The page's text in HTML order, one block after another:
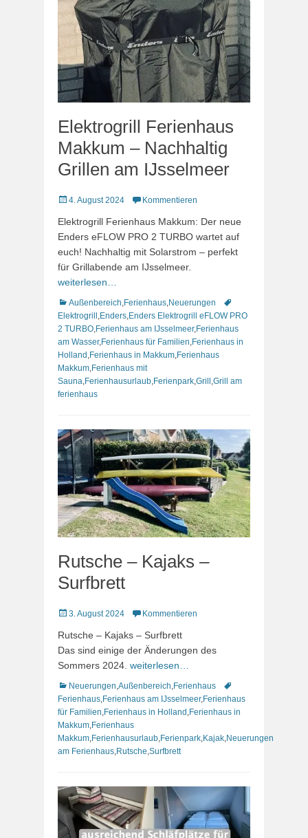
Elektrogrill Ferienhaus
Makkum – Nachhaltig
Grillen am IJsselmeer
Veröffentlicht
4. August 2024 Kommentieren
Elektrogrill Ferienhaus Makkum: Der neue
Enders eFLOW PRO 2 TURBO wartet auf
euch! Nachhaltig mit Solarstrom – perfekt
für Grillabende am IJsselmeer.
weiterlesen…
Kategorien
Außenbereich Ferienhaus Neuerungen
Schlagworte
Elektrogrill Enders Enders Elektrogrill eFLOW PRO
2 TURBO Ferienhaus am IJsselmeer, Ferienhaus
am Wasser, Ferienhaus für Familien Ferienhaus in
Holland Ferienhaus in Makkum Ferienhaus
Makkum Ferienhaus mit
Sauna Ferienhausurlaub Ferienpark Grill Grill am
ferienhaus
Rutsche – Kajaks –
Surfbrett
Veröffentlicht
3. August 2024 Kommentieren
Rutsche – Kajaks – Surfbrett
Das sind einige der Änderungen des
Sommers 2024. weiterlesen…
Kategorien
Neuerungen,Außenbereich,Ferienhaus
Schlagworte
Ferienhaus,Ferienhaus am IJsselmeer,Ferienhaus
für Familien,Ferienhaus in Holland ,Ferienhaus in
Makkum,Ferienhaus
Makkum,Ferienhausurlaub,Ferienpark,Kajak,Neuerungen
am Ferienhaus,Rutsche,Surfbrett